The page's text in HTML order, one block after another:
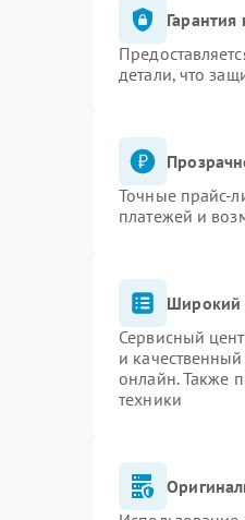
детали, что
Точные прайс-
платежей и
Широкий
Сервисный
и
онлайн. Также
техники